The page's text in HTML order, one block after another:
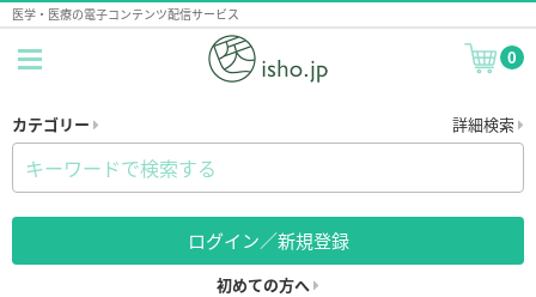
医学・医療の電子コンテンツ配信サービス
0
カテゴリー 詳細検索
ログイン／新規登録
初めての方へ